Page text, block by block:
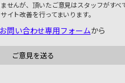
せんが、頂いたご意見はスタッフがすべ
イト改善を行ってまいります。
お問い合わせ専用フォームから